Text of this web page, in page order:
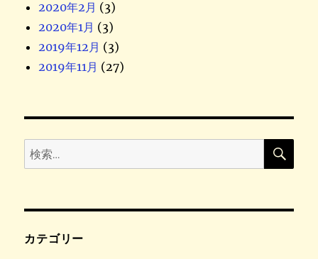
2020年2月 (3)
2020年1月 (3)
2019年12月 (3)
2019年11月 (27)
検
索
検
カテゴリー